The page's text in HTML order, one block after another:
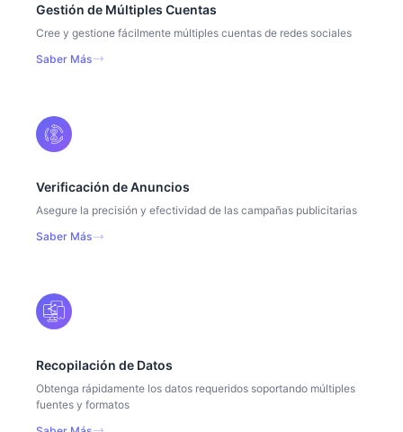
Gestión de Múltiples Cuentas
Cree y gestione fácilmente múltiples cuentas de redes sociales
Saber Más
Verificación de Anuncios
Asegure la precisión y efectividad de las campañas publicitarias
Saber Más
Recopilación de Datos
Obtenga rápidamente los datos requeridos soportando múltiples
fuentes y formatos